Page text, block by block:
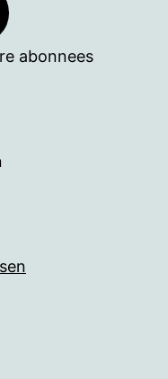
abonnees